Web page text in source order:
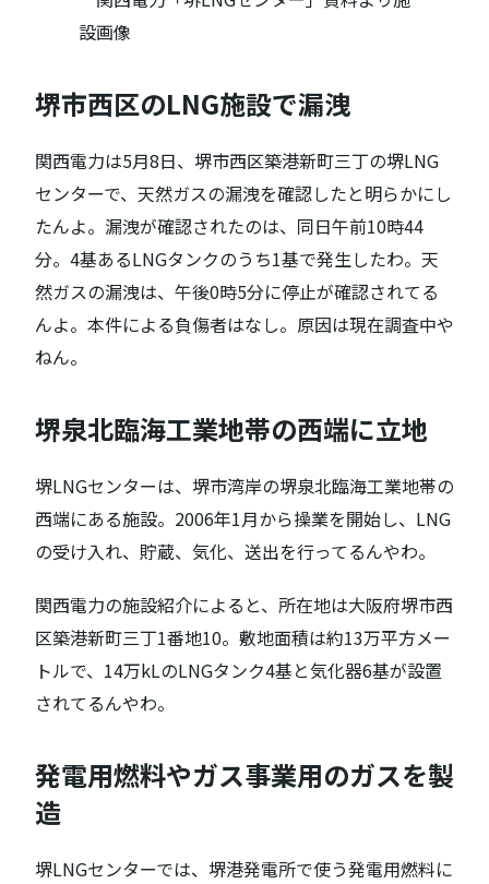
堺市西区のLNG施設で漏洩
関西電力は5月8日、堺市西区築港新町三丁の堺LNG
センターで、天然ガスの漏洩を確認したと明らかにし
たんよ。漏洩が確認されたのは、同日午前10時44
分。4基あるLNGタンクのうち1基で発生したわ。天
然ガスの漏洩は、午後0時5分に停止が確認されてる
んよ。本件による負傷者はなし。原因は現在調査中や
ねん。
堺泉北臨海工業地帯の西端に立地
堺LNGセンターは、堺市湾岸の堺泉北臨海工業地帯の
西端にある施設。2006年1月から操業を開始し、LNG
の受け入れ、貯蔵、気化、送出を行ってるんやわ。
関西電力の施設紹介によると、所在地は大阪府堺市西
区築港新町三丁1番地10。敷地面積は約13万平方メー
トルで、14万kLのLNGタンク4基と気化器6基が設置
されてるんやわ。
発電用燃料やガス事業用のガスを製
造
堺LNGセンターでは、堺港発電所で使う発電用燃料に